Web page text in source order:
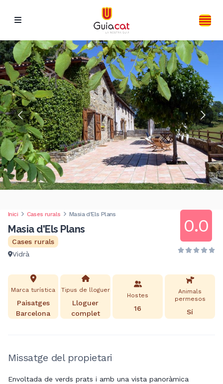
Inici Cases rurals Masia d'Els Plans
Masia d'Els Plans
Cases rurals
Vidrà
0.0
Marca turística
Paisatges
Barcelona
Tipus de lloguer
Lloguer
complet
Hostes
16
Animals
permesos
Sí
Missatge del propietari
Envoltada de verds prats i amb una vista panoràmica